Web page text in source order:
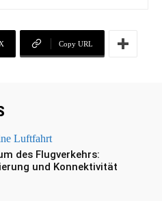
Copy URL
Luftfahrt
des Flugverkehrs:
und Konnektivität